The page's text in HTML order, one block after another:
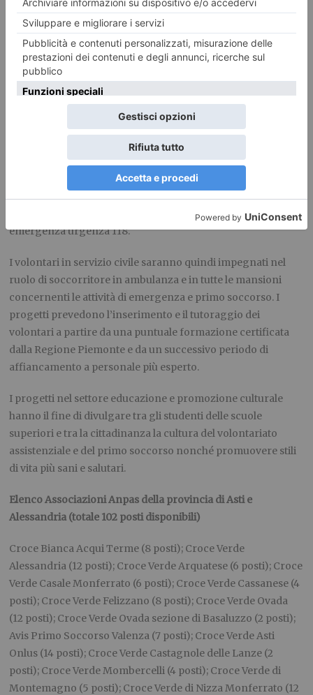
per quei cittadini che devono effettuare terapie come dialisi,
trasporti interospedalieri, essere dimessi da ospedali o case
di cura, frequentare centri diurni di socializzazione o
riabilitazione. In molti casi gli utenti possono essere persone
con disabilità che spesso necessitano di essere
accompagnate negli spostamenti in quanto non
autosufficienti o perché bisognose di particolari
accorgimenti durante la fase del trasporto.
I progetti di servizio civile in Pubblica Assistenza Anpas nel
soccorso di emergenza 118in Piemonte
includono, oltre alla possibilità di effettuare i servizi sociali
precedentemente descritti, anche l’impiego in servizi di
emergenza urgenza 118.
I volontari in servizio civile saranno quindi impegnati nel
ruolo di soccorritore in ambulanza e in tutte le mansioni
concernenti le attività di emergenza e primo soccorso. I
progetti prevedono l’inserimento e il tutoraggio dei
volontari a partire da una puntuale formazione certificata
dalla Regione Piemonte e da un successivo periodo di
affiancamento a personale più esperto.
I progetti nel settore educazione e promozione culturale
hanno il fine di divulgare tra gli studenti delle scuole
superiori e tra la cittadinanza la cultura del volontariato
assistenziale e del primo soccorso nonché promuovere stili
di vita più sani e salutari.
Elenco Associazioni Anpas della provincia di Asti e
Alessandria (totale 102 posti disponibili)
Croce Bianca Acqui Terme (8 posti); Croce Verde
Alessandria (12 posti); Croce Verde Arquatese (6 posti); Croce
Verde Casale Monferrato (6 posti); Croce Verde Cassanese (4
posti); Croce Verde Felizzano (8 posti); Croce Verde Ovada
(12 posti); Croce Verde Ovada sezione di Basaluzzo (2 posti);
Avis Primo Soccorso Valenza (7 posti); Croce Verde Asti
Onlus (14 posti); Croce Verde Castagnole delle Lanze (2
posti); Croce Verde Mombercelli (4 posti); Croce Verde di
Montemagno (5 posti); Croce Verde di Nizza Monferrato (12